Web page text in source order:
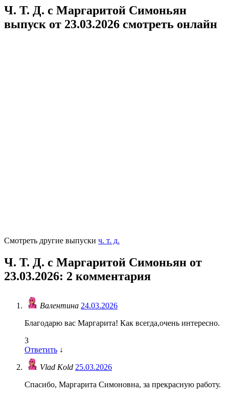
Ч. Т. Д. с Маргаритой Симоньян
выпуск от 23.03.2026 смотреть онлайн
Смотреть другие выпуски ч. т. д.
Ч. Т. Д. с Маргаритой Симоньян от
23.03.2026: 2 комментария
Валентина 24.03.2026
Благодарю вас Маргарита! Как всегда,очень интересно.
3
Ответить ↓
Vlad Kold 25.03.2026
Спасибо, Маргарита Симоновна, за прекрасную работу.